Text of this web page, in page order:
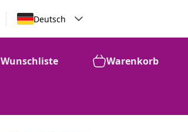
Deutsch
Wunschliste Warenkorb